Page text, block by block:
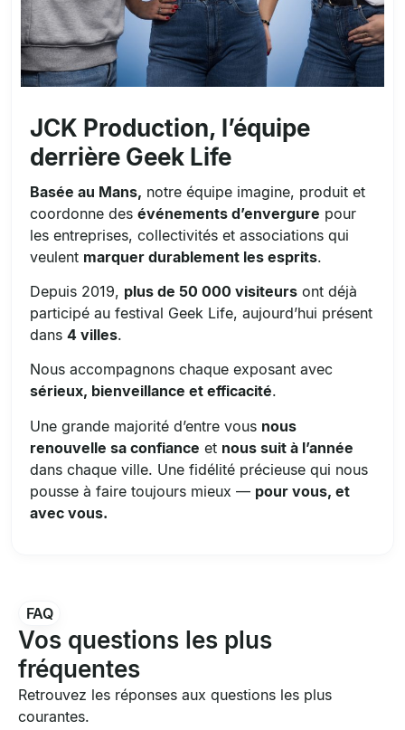
JCK Production, l’équipe
derrière Geek Life
Basée au Mans, notre équipe imagine, produit et
coordonne des événements d’envergure pour
les entreprises, collectivités et associations qui
veulent marquer durablement les esprits.
Depuis 2019, plus de 50 000 visiteurs ont déjà
participé au festival Geek Life, aujourd’hui présent
dans 4 villes.
Nous accompagnons chaque exposant avec
sérieux, bienveillance et efficacité.
Une grande majorité d’entre vous nous
renouvelle sa confiance et nous suit à l’année
dans chaque ville. Une fidélité précieuse qui nous
pousse à faire toujours mieux — pour vous, et
avec vous.
FAQ
Vos questions les plus
fréquentes
Retrouvez les réponses aux questions les plus
courantes.